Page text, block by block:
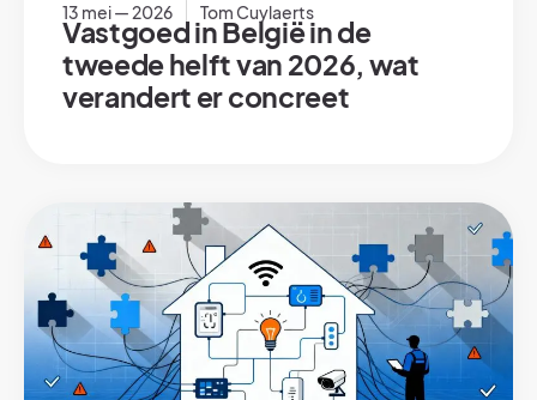
13 mei — 2026 Tom Cuylaerts
Vastgoed in België in de
tweede helft van 2026, wat
verandert er concreet